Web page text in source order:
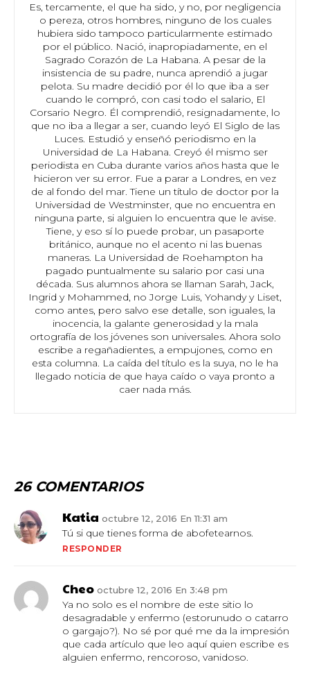
Es, tercamente, el que ha sido, y no, por negligencia
o pereza, otros hombres, ninguno de los cuales
hubiera sido tampoco particularmente estimado
por el público. Nació, inapropiadamente, en el
Sagrado Corazón de La Habana. A pesar de la
insistencia de su padre, nunca aprendió a jugar
pelota. Su madre decidió por él lo que iba a ser
cuando le compró, con casi todo el salario, El
Corsario Negro. Él comprendió, resignadamente, lo
que no iba a llegar a ser, cuando leyó El Siglo de las
Luces. Estudió y enseñó periodismo en la
Universidad de La Habana. Creyó él mismo ser
periodista en Cuba durante varios años hasta que le
hicieron ver su error. Fue a parar a Londres, en vez
de al fondo del mar. Tiene un título de doctor por la
Universidad de Westminster, que no encuentra en
ninguna parte, si alguien lo encuentra que le avise.
Tiene, y eso sí lo puede probar, un pasaporte
británico, aunque no el acento ni las buenas
maneras. La Universidad de Roehampton ha
pagado puntualmente su salario por casi una
década. Sus alumnos ahora se llaman Sarah, Jack,
Ingrid y Mohammed, no Jorge Luis, Yohandy y Liset,
como antes, pero salvo ese detalle, son iguales, la
inocencia, la galante generosidad y la mala
ortografía de los jóvenes son universales. Ahora solo
escribe a regañadientes, a empujones, como en
esta columna. La caída del título es la suya, no le ha
llegado noticia de que haya caído o vaya pronto a
caer nada más.
26 COMENTARIOS
Katia octubre 12, 2016 En 11:31 am
Tú si que tienes forma de abofetearnos.
RESPONDER
Cheo octubre 12, 2016 En 3:48 pm
Ya no solo es el nombre de este sitio lo
desagradable y enfermo (estorunudo o catarro
o gargajo?). No sé por qué me da la impresión
que cada artículo que leo aquí quien escribe es
alguien enfermo, rencoroso, vanidoso.